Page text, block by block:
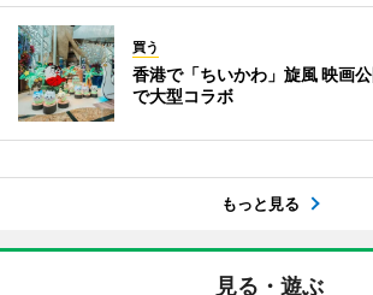
買う
香港で「ちいかわ」旋風 映画
で大型コラボ
もっと見る
見る・遊ぶ